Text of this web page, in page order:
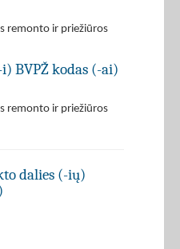
remonto ir priežiūros
BVPŽ kodas (-ai)
remonto ir priežiūros
dalies (-ių)